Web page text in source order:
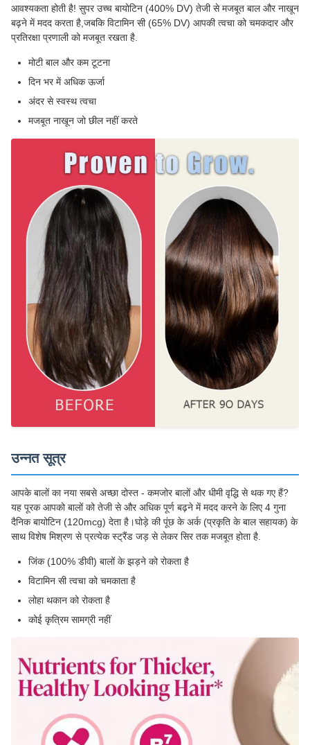
आवश्यकता होती है! सुपर उच्च बायोटिन (400% DV) तेजी से मजबूत बाल और नाखून
बढ़ने में मदद करता है,जबकि विटामिन सी (65% DV) आपकी त्वचा को चमकदार और
प्रतिरक्षा प्रणाली को मजबूत रखता है.
मोटी बाल और कम टूटना
दिन भर में अधिक ऊर्जा
अंदर से स्वस्थ त्वचा
मजबूत नाखून जो छील नहीं करते
उन्नत सूत्र
आपके बालों का नया सबसे अच्छा दोस्त - कमजोर बालों और धीमी वृद्धि से थक गए हैं?
यह पूरक आपको बालों को तेजी से और अधिक पूर्ण बढ़ने में मदद करने के लिए 4 गुना
दैनिक बायोटिन (120mcg) देता है।घोड़े की पूंछ के अर्क (प्रकृति के बाल सहायक) के
साथ विशेष मिश्रण से प्रत्येक स्ट्रैंड जड़ से लेकर सिर तक मजबूत होता है.
जिंक (100% डीवी) बालों के झड़ने को रोकता है
विटामिन सी त्वचा को चमकाता है
लोहा थकान को रोकता है
कोई कृत्रिम सामग्री नहीं